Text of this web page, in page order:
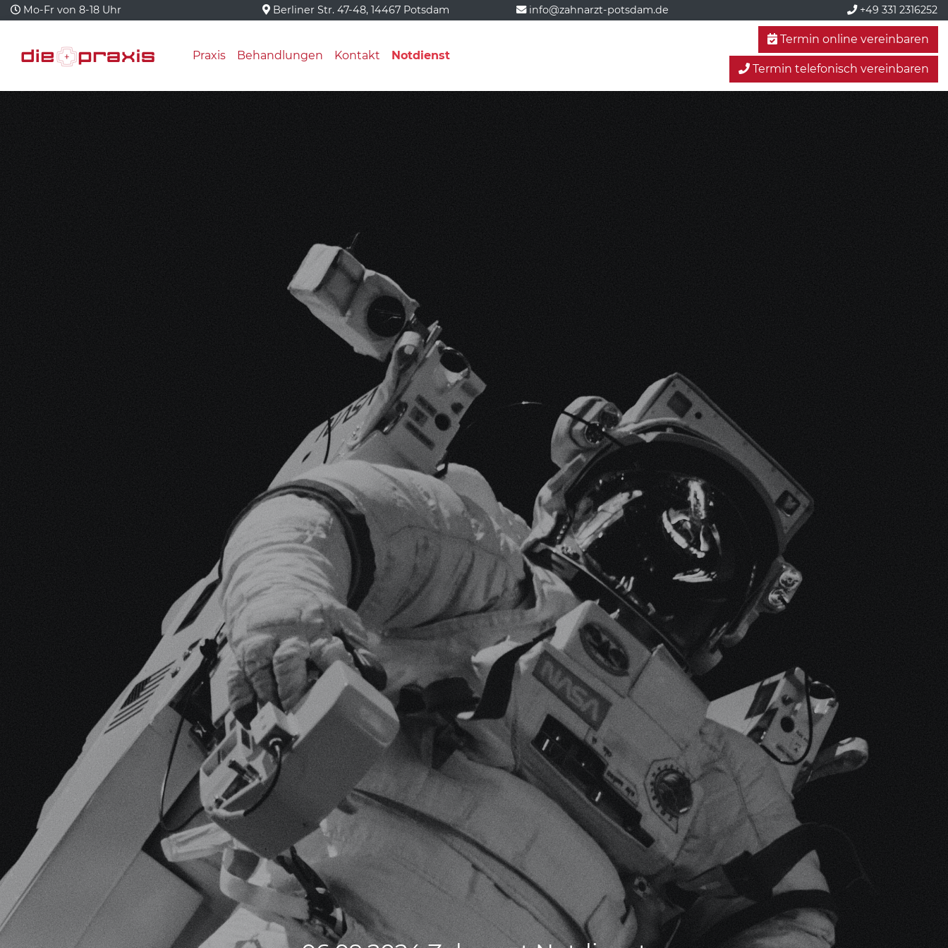
Mo-Fr von 8-18 Uhr Berliner Str. 47-48, 14467 Potsdam info@zahnarzt-potsdam.de +49 331 2316252
Praxis Behandlungen Kontakt Notdienst
Termin online vereinbaren
Termin telefonisch vereinbaren